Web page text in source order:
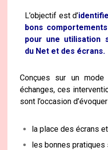
L’objectif est d’
bons
pour une utilisation
du Net et des écrans.
Conçues sur un
échanges, ces
sont l’occasion
la place des écrans
les bonnes pratiques